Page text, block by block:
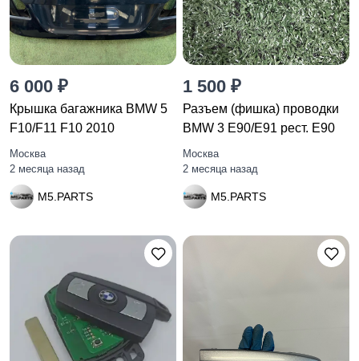
6 000 ₽
Крышка багажника BMW 5
F10/F11 F10 2010
Москва
2 месяца назад
M5.PARTS
1 500 ₽
Разъем (фишка) проводки
BMW 3 E90/E91 рест. E90
Москва
2 месяца назад
M5.PARTS